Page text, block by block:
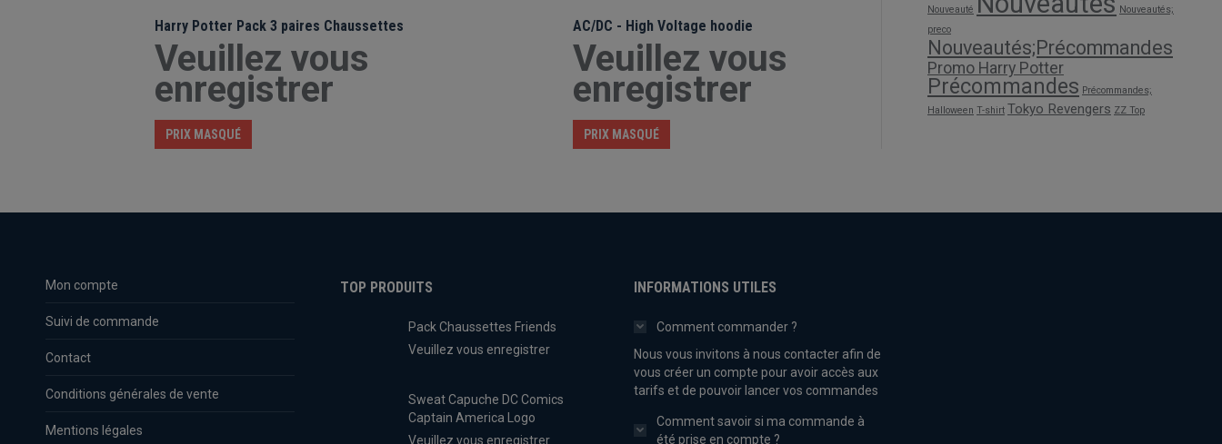
Harry Potter Pack 3 paires Chaussettes
Veuillez vous
enregistrer
PRIX MASQUÉ
AC/DC - High Voltage hoodie
Veuillez vous
enregistrer
PRIX MASQUÉ
Nouveauté
Nouveautés;
preco
Nouveautés;Précommandes
Promo Harry Potter
Précommandes Précommandes;
Halloween T-shirt Tokyo Revengers ZZ Top
Mon compte
Suivi de commande
Contact
Conditions générales de vente
Mentions légales
TOP PRODUITS
Pack Chaussettes Friends
Veuillez vous enregistrer
Sweat Capuche DC Comics
Captain America Logo
Veuillez vous enregistrer
INFORMATIONS UTILES
Comment commander ?
Nous vous invitons à nous contacter afin de
vous créer un compte pour avoir accès aux
tarifs et de pouvoir lancer vos commandes
Comment savoir si ma commande à
été prise en compte ?